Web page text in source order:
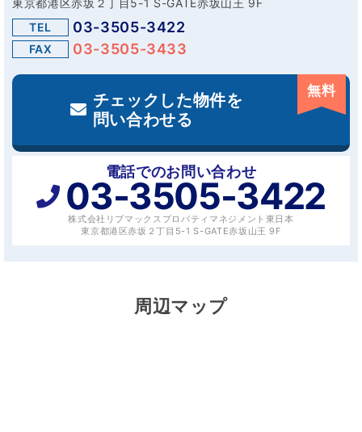
東京都港区赤坂２丁目5-1 S-GATE赤坂山王 9F
TEL
03-3505-3422
FAX 03-3505-3433
チェックした物件を
問い合わせる
無料
電話でのお問い合わせ
03-3505-3422
株式会社リブマックスプロパティマネジメント東日本
東京都港区赤坂２丁目5-1 S-GATE赤坂山王 9F
周辺マップ